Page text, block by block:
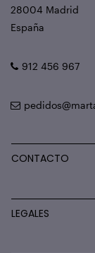
28004 Madrid
España
912 456 967
CONTACTO
LEGALES